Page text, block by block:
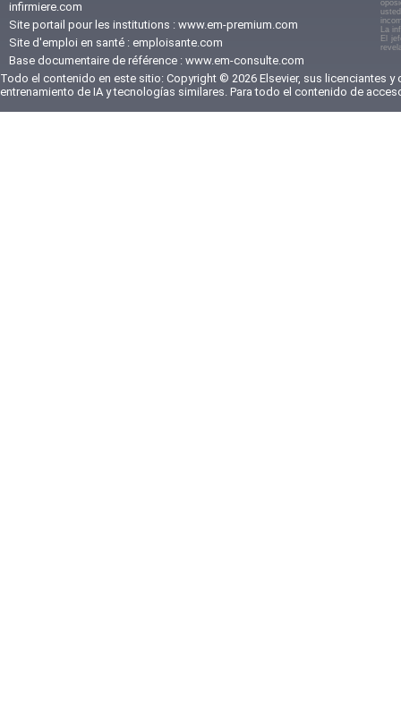
infirmiere.com
Site portail pour les institutions : www.em-premium.com
Site d'emploi en santé : emploisante.com
Base documentaire de référence : www.em-consulte.com
La
El
Todo el contenido en este sitio: Copyright © 2026 Elsevier, sus licenciantes
entrenamiento de IA y tecnologías similares. Para todo el contenido de